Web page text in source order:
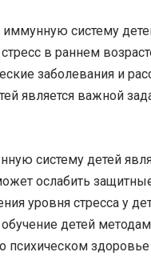
иммунную систему
в раннем
заболевания и
является важной
систему детей
ослабить
уровня стресса у
детей
психическом